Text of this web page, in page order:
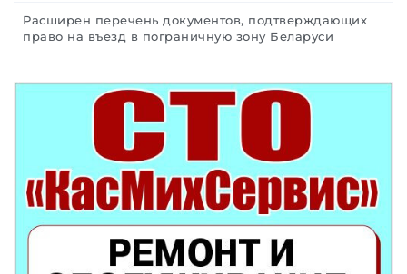
Расширен перечень документов, подтверждающих
право на въезд в пограничную зону Беларуси